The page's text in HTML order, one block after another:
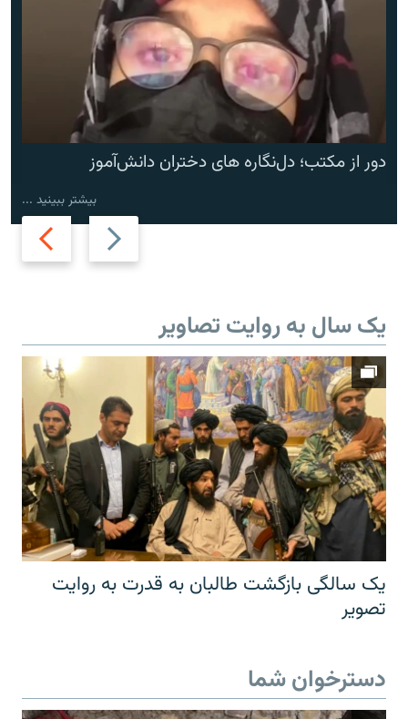
Previous
slide
Next
slide
دور از مکتب؛ دل‌نگاره های دختران دانش‌آموز
بیشتر ببینید ...
یک سال به روایت تصاویر
یک سالگی بازگشت طالبان به قدرت به روایت
تصویر
دسترخوان شما